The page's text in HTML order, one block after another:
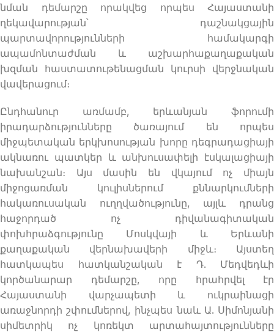
նման դեմարշը որակվեց որպես Հայաստանի
ղեկավարության՝ դաշնակցային
պարտավորությունների համակարգի
ապամոնտաժման և աշխարհաքաղաքական
խզման հաստատութենացման կուրսի վերջնական
վավերացում։
Ընդհանուր առմամբ, երևանյան ֆորումի
իրադարձությունները ծառայում են որպես
միջպետական երկխոսության խորը դեգրադացիայի
ակնառու պատկեր և անխուսափելի էսկալացիայի
նախանշան։ Այս մասին են վկայում ոչ միայն
միջոցառման կուլիսներում քննարկումների
հակառուսական ուղղվածությունը, այլև դրանց
հաջորդած ոչ դիվանագիտական
փոխհրաձգությունը Մոսկվայի և Երևանի
քաղաքական վերնախավերի միջև։ Այստեղ
հատկապես հատկանշական է Դ. Մեդվեդևի
կործանարար դեմարշը, որը հրահրվել էր
Հայաստանի վարչապետի և ուկրաինացի
առաջնորդի շփումներով, ինչպես նաև Ա. Սիմոնյանի
սիմետրիկ ոչ կոռեկտ արտահայտությունները